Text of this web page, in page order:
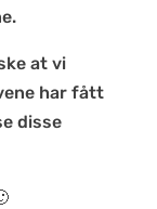
at vi
har fått
disse